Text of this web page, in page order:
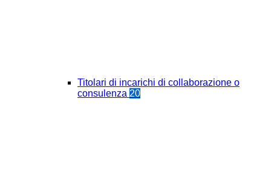
Titolari di incarichi di collaborazione o
consulenza 20